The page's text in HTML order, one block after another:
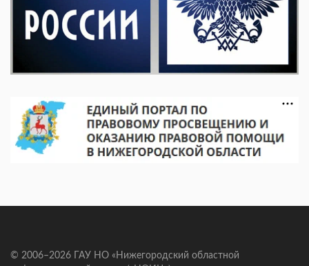
© 2006–2026 ГАУ НО «Нижегородский областной